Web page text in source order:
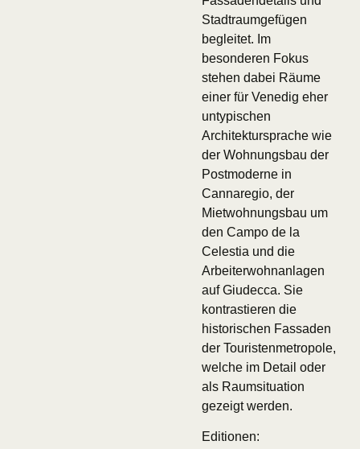
Stadtraumgefügen
begleitet. Im
besonderen Fokus
stehen dabei Räume
einer für Venedig eher
untypischen
Architektursprache wie
der Wohnungsbau der
Postmoderne in
Cannaregio, der
Mietwohnungsbau um
den Campo de la
Celestia und die
Arbeiterwohnanlagen
auf Giudecca. Sie
kontrastieren die
historischen Fassaden
der Touristenmetropole,
welche im Detail oder
als Raumsituation
gezeigt werden.
Editionen: